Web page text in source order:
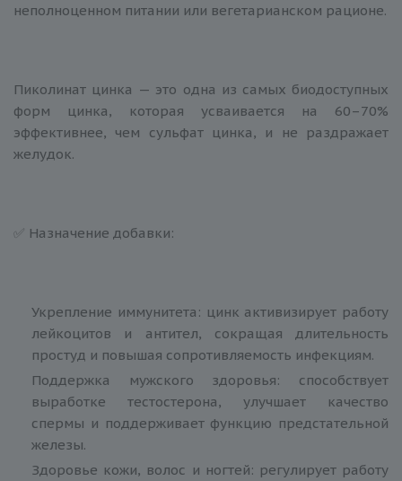
неполноценном питании или вегетарианском рационе.
Пиколинат цинка — это одна из самых биодоступных
форм цинка, которая усваивается на 60–70%
эффективнее, чем сульфат цинка, и не раздражает
желудок.
✅ Назначение добавки:
Укрепление иммунитета: цинк активизирует работу
лейкоцитов и антител, сокращая длительность
простуд и повышая сопротивляемость инфекциям.
Поддержка мужского здоровья: способствует
выработке тестостерона, улучшает качество
спермы и поддерживает функцию предстательной
железы.
Здоровье кожи, волос и ногтей: регулирует работу